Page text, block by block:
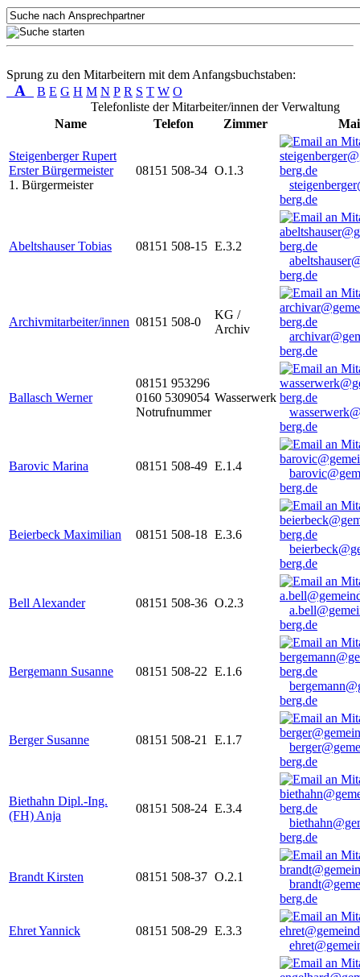
Sprung zu den Mitarbeitern mit dem Anfangsbuchstaben:
A B E G H M N P R S T W O
Telefonliste der Mitarbeiter/innen der Verwaltung
Name
Telefon Zimmer
Steigenberger Rupert
Erster Bürgermeister
1. Bürgermeister
08151 508-34 O.1.3
berg.de
Abeltshauser Tobias 08151 508-15 E.3.2
berg.de
Archivmitarbeiter/innen 08151 508-0
KG /
Archiv
berg.de
Ballasch Werner
08151 953296
0160 5309054
Notrufnummer
Wasserwerk
berg.de
Barovic Marina 08151 508-49 E.1.4
berg.de
Beierbeck Maximilian 08151 508-18 E.3.6
berg.de
Bell Alexander 08151 508-36 O.2.3
berg.de
Bergemann Susanne 08151 508-22 E.1.6
berg.de
Berger Susanne 08151 508-21 E.1.7
berg.de
Biethahn Dipl.-Ing.
(FH) Anja
08151 508-24 E.3.4
berg.de
Brandt Kirsten 08151 508-37 O.2.1
berg.de
Ehret Yannick 08151 508-29 E.3.3